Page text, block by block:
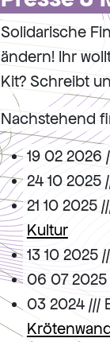
Solidarische
ändern! Ihr
Kit? Schreibt
Nachstehend
19 02 2026
24 10 2025
21 10 2025
Kultur
13 10 2025
06 07
03 2024 ///